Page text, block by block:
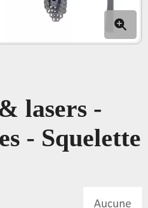
lasers -
- Squelette